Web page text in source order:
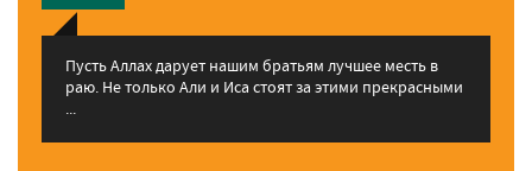
Пусть Аллах дарует нашим братьям лучшее месть в
раю. Не только Али и Иса стоят за этими прекрасными
...